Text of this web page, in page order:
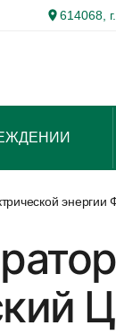
614068,